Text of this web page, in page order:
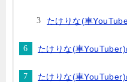
たけりな(車
たけりな(車YouTuber)
たけりな(車YouTuber)